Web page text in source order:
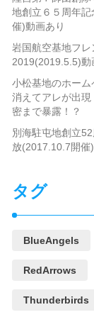
地創立６５周年
催)動画あり
岩国航空基地フ
2019(2019.5.5)動
小松基地のホー
消えてアレが出
密まで暴露！？
別海駐屯地創立
放(2017.10.7開催
タグ
BlueAngels
RedArrows
Thunderbirds